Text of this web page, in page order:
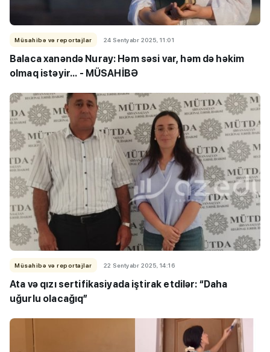
Müsahibə və reportajlar 24 Sentyabr 2025, 11:01
Balaca xanəndə Nuray: Həm səsi var, həm də həkim
olmaq istəyir... - MÜSAHİBƏ
Müsahibə və reportajlar 22 Sentyabr 2025, 14:16
Ata və qızı sertifikasiyada iştirak etdilər: “Daha
uğurlu olacağıq”